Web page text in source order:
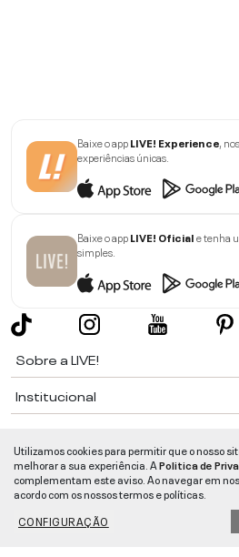
Baixe o appLIVE! Experience ,
experiências únicas.
Baixe o appLIVE! Oficiale tenha
simples.
Sobre a LIVE!
Institucional
Ajuda
Segurança e Qualidade
LIVE!©2026- TODOS OS DIREITOS
Utilizamos cookies para permitir que o nosso
melhorar a sua experiência. APolitica de
complementam este aviso. Ao navegar em
acordo com os nossos termos e políticas.
CONFIGURAÇÃO